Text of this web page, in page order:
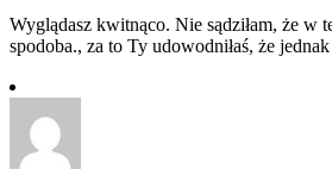
Wyglądasz kwitnąco. Nie sądziłam, że w
spodoba., za to Ty udowodniłaś, że